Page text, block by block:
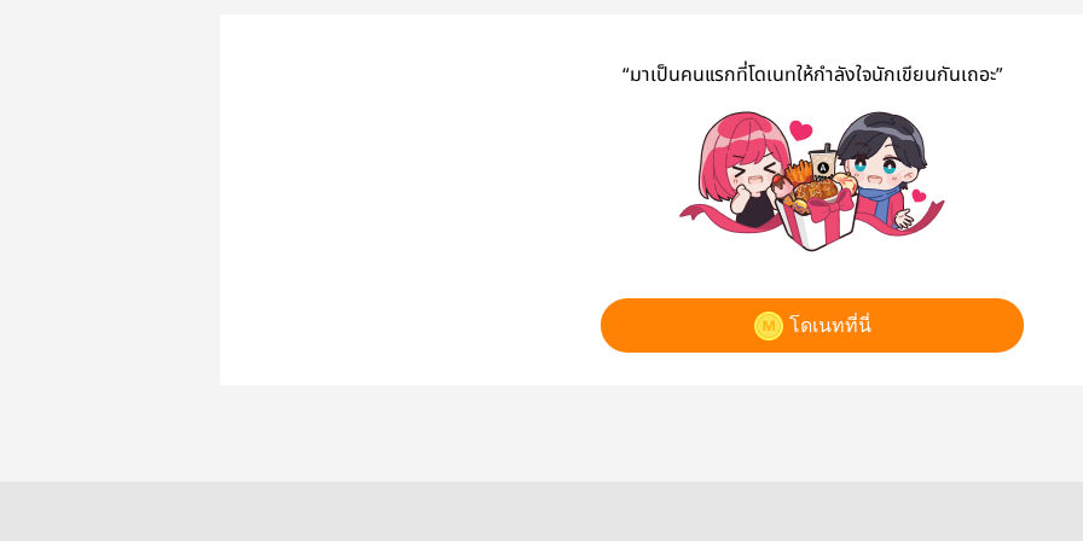
“มาเป็นคนแรกที่โดเนทให้กำลังใจนักเขียนกันเถอะ”
โดเนทที่นี่